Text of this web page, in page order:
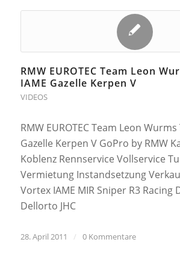
RMW EUROTEC Team Leon
IAME Gazelle Kerpen V
VIDEOS
RMW EUROTEC Team Leon
Gazelle Kerpen V GoPro by RMW
Koblenz Rennservice Vollservice
Vermietung Instandsetzung
Vortex IAME MIR Sniper R3 Racing
Dellorto JHC
28. April 2011 / 0 Kommentare